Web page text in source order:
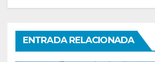
ENTRADA RELACIONADA